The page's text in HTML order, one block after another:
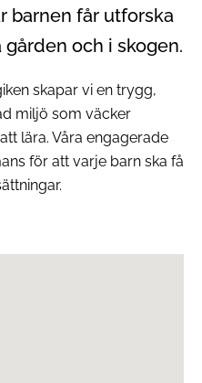
barnen får utforska
och i skogen.
skapar vi en trygg,
miljö som väcker
lära. Våra engagerade
för att varje barn ska få